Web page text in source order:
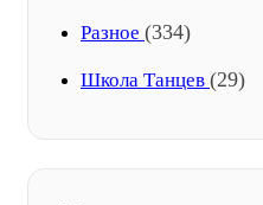
Разное (334)
Школа Танцев (29)